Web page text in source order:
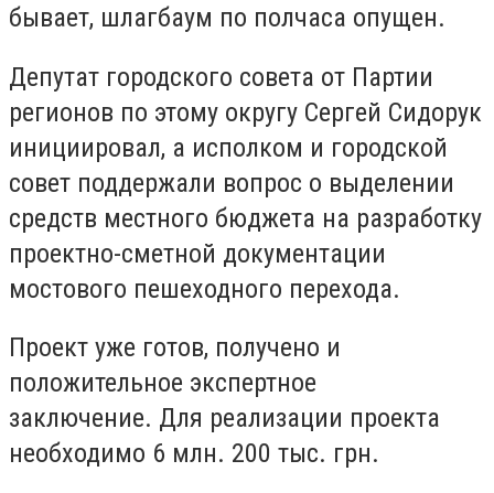
бывает, шлагбаум по полчаса опущен.
Депутат городского совета от Партии
регионов по этому округу Сергей Сидорук
инициировал, а исполком и городской
совет поддержали вопрос о выделении
средств местного бюджета на разработку
проектно-сметной документации
мостового пешеходного перехода.
Проект уже готов, получено и
положительное экспертное
заключение. Для реализации проекта
необходимо 6 млн. 200 тыс. грн.